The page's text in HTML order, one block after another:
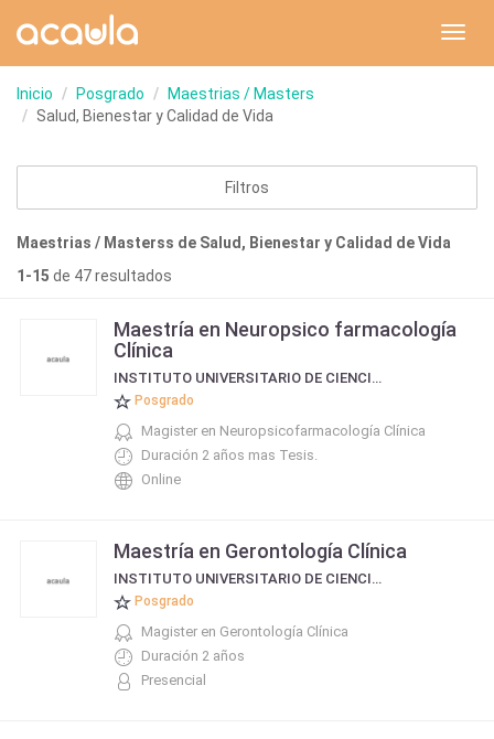
Inicio Posgrado
Maestrias / Masters
Salud, Bienestar y Calidad de Vida
Filtros
Maestrias / Masterss de Salud, Bienestar y Calidad de Vida
1-15 de 47 resultados
Maestría en Neuropsico farmacología
Clínica
INSTITUTO UNIVERSITARIO DE CIENCIAS DE LA SALUD FUNDACIÓN H. A. BARCELÓ
Posgrado
Magister en Neuropsicofarmacología Clínica
Duración 2 años mas Tesis.
Online
Maestría en Gerontología Clínica
INSTITUTO UNIVERSITARIO DE CIENCIAS DE LA SALUD FUNDACIÓN H. A. BARCELÓ
Posgrado
Magister en Gerontología Clínica
Duración 2 años
Presencial